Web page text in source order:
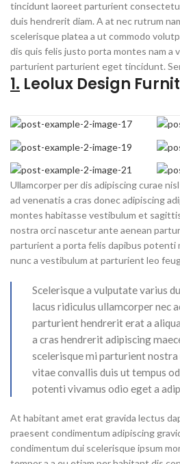
tincidunt laoreet parturient
duis hendrerit diam. A at nec rutrum
scelerisque platea a ut commodo
dis quis felis justo porta montes nam a
parturient parturient eget tincidunt.
1. Leolux Design
Ullamcorper per dis adipiscing curae
ad venenatis a cras donec adipiscing
montes habitasse vestibulum et
nostra orci nascetur ante aenean
parturient a porta felis dapibus potenti
nunc a vestibulum at parturient leo
Scelerisque a vulputate varius
lacus ridiculus ullamcorper nec
parturient hendrerit erat a
a cras hendrerit adipiscing
scelerisque mi parturient
vitae convallis duis ut tempus
potenti vivamus odio eget a
At habitant amet erat gravida lectus
praesent condimentum adipiscing
condimentum dui scelerisque ipsum